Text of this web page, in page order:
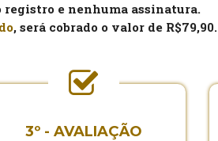
registro e nenhuma assinatura.
, será cobrado o valor de R$79,90.
3º - AVALIAÇÃO